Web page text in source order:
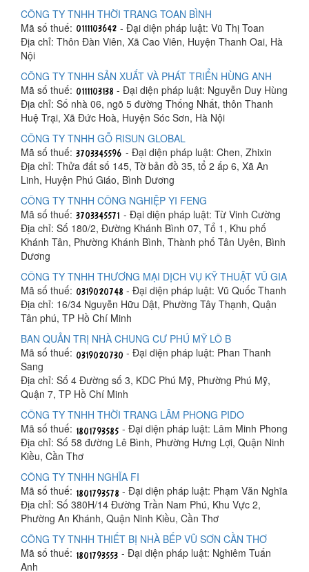
CÔNG TY TNHH THỜI TRANG TOAN BÌNH
Mã số thuế:
- Đại diện pháp luật: Vũ Thị Toan
Địa chỉ: Thôn Đàn Viên, Xã Cao Viên, Huyện Thanh Oai, Hà
Nội
CÔNG TY TNHH SẢN XUẤT VÀ PHÁT TRIỂN HÙNG ANH
Mã số thuế:
- Đại diện pháp luật: Nguyễn Duy Hùng
Địa chỉ: Số nhà 06, ngõ 5 đường Thống Nhất, thôn Thanh
Huệ Trại, Xã Đức Hoà, Huyện Sóc Sơn, Hà Nội
CÔNG TY TNHH GỖ RISUN GLOBAL
Mã số thuế:
- Đại diện pháp luật: Chen, Zhixin
Địa chỉ: Thửa đất số 145, Tờ bản đồ 35, tổ 2 ấp 6, Xã An
Linh, Huyện Phú Giáo, Bình Dương
CÔNG TY TNHH CÔNG NGHIỆP YI FENG
Mã số thuế:
- Đại diện pháp luật: Từ Vinh Cường
Địa chỉ: Số 180/2, Đường Khánh Bình 07, Tổ 1, Khu phố
Khánh Tân, Phường Khánh Bình, Thành phố Tân Uyên, Bình
Dương
CÔNG TY TNHH THƯƠNG MẠI DỊCH VỤ KỸ THUẬT VŨ GIA
Mã số thuế:
- Đại diện pháp luật: Vũ Quốc Thanh
Địa chỉ: 16/34 Nguyễn Hữu Dật, Phường Tây Thạnh, Quận
Tân phú, TP Hồ Chí Minh
BAN QUẢN TRỊ NHÀ CHUNG CƯ PHÚ MỸ LÔ B
Mã số thuế:
- Đại diện pháp luật: Phan Thanh
Sang
Địa chỉ: Số 4 Đường số 3, KDC Phú Mỹ, Phường Phú Mỹ,
Quận 7, TP Hồ Chí Minh
CÔNG TY TNHH THỜI TRANG LÂM PHONG PIDO
Mã số thuế:
- Đại diện pháp luật: Lâm Minh Phong
Địa chỉ: Số 58 đường Lê Bình, Phường Hưng Lợi, Quận Ninh
Kiều, Cần Thơ
CÔNG TY TNHH NGHĨA FI
Mã số thuế:
- Đại diện pháp luật: Phạm Văn Nghĩa
Địa chỉ: Số 380H/14 Đường Trần Nam Phú, Khu Vực 2,
Phường An Khánh, Quận Ninh Kiều, Cần Thơ
CÔNG TY TNHH THIẾT BỊ NHÀ BẾP VŨ SƠN CẦN THƠ
Mã số thuế:
- Đại diện pháp luật: Nghiêm Tuấn
Anh